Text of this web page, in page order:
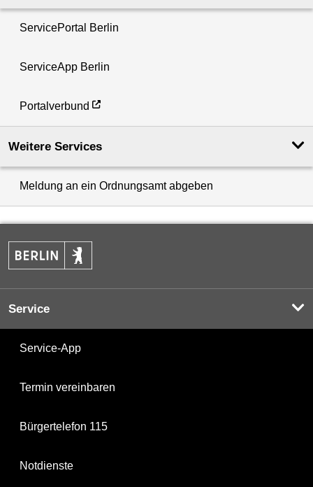
ServicePortal Berlin
ServiceApp Berlin
Portalverbund
Weitere Services
Meldung an ein Ordnungsamt abgeben
Service
Service-App
Termin vereinbaren
Bürgertelefon 115
Notdienste